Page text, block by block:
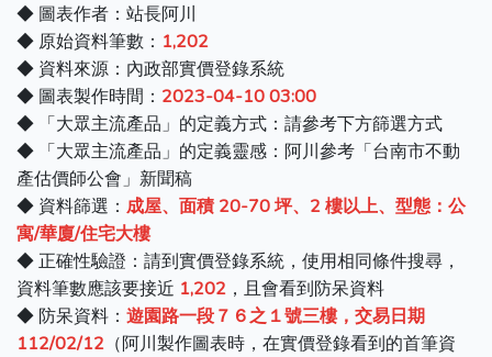
◆ 圖表作者：站長阿川
◆ 原始資料筆數： 1,202
◆ 資料來源：內政部實價登錄系統
◆ 圖表製作時間： 2023-04-10 03:00
◆ 「大眾主流產品」的定義方式：請參考下方篩選方式
◆ 「大眾主流產品」的定義靈感：阿川參考「台南市不動
產估價師公會」新聞稿
◆ 資料篩選： 成屋、面積 20-70 坪、2 樓以上、型態：公
寓/華廈/住宅大樓
◆ 正確性驗證：請到實價登錄系統，使用相同條件搜尋，
資料筆數應該要接近 1,202 ，且會看到防呆資料
◆ 防呆資料： 遊園路一段７６之１號三樓，交易日期
112/02/12 （阿川製作圖表時，在實價登錄看到的首筆資